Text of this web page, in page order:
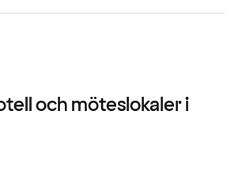
och möteslokaler i